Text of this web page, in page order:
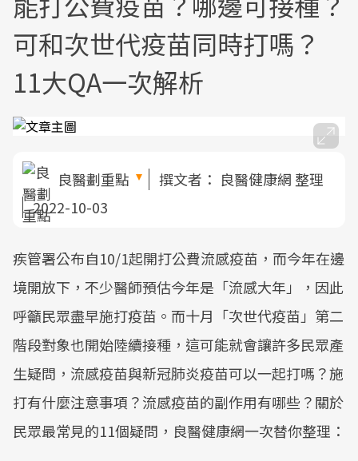
可和次世代疫苗同時打嗎？
11大QA一次解析
良醫劃重點 撰文者： 良醫健康網 整理
2022-10-03
疾管署公布自10/1起開打公費流感疫苗，而今年在邊
境開放下，不少醫師預估今年是「流感大年」，因此
呼籲民眾盡早施打疫苗。而十月「次世代疫苗」第二
階段對象也開始陸續接種，這可能就會讓許多民眾產
生疑問，流感疫苗與新冠肺炎疫苗可以一起打嗎？施
打有什麼注意事項？流感疫苗的副作用有哪些？關於
民眾最常見的11個疑問，良醫健康網一次替你整理：